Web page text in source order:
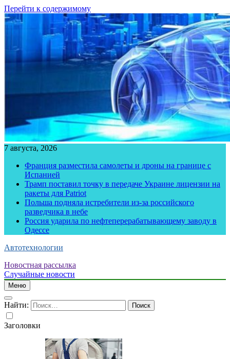
Перейти к содержимому
7 августа, 2026
Франция разместила самолеты и дроны на границе с
Испанией
Трамп поставил точку в передаче Украине лицензии на
ракеты для Patriot
Польша подняла истребители из-за российского
разведчика в небе
Россия ударила по нефтеперерабатывающему заводу в
Одессе
Автотехнологии
Новостная рассылка
Случайные новости
Меню
Найти:
Заголовки